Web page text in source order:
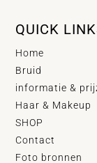
QUICK
Home
Bruid
informatie &
Haar & Makeup
SHOP
Contact
Foto bronnen